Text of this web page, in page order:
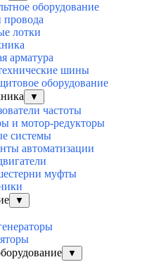
оборудование
провода
лотки
арматура
шины
оборудование
▼
частоты
и мотор-редукторы
системы
автоматизации
муфты
▼
▼